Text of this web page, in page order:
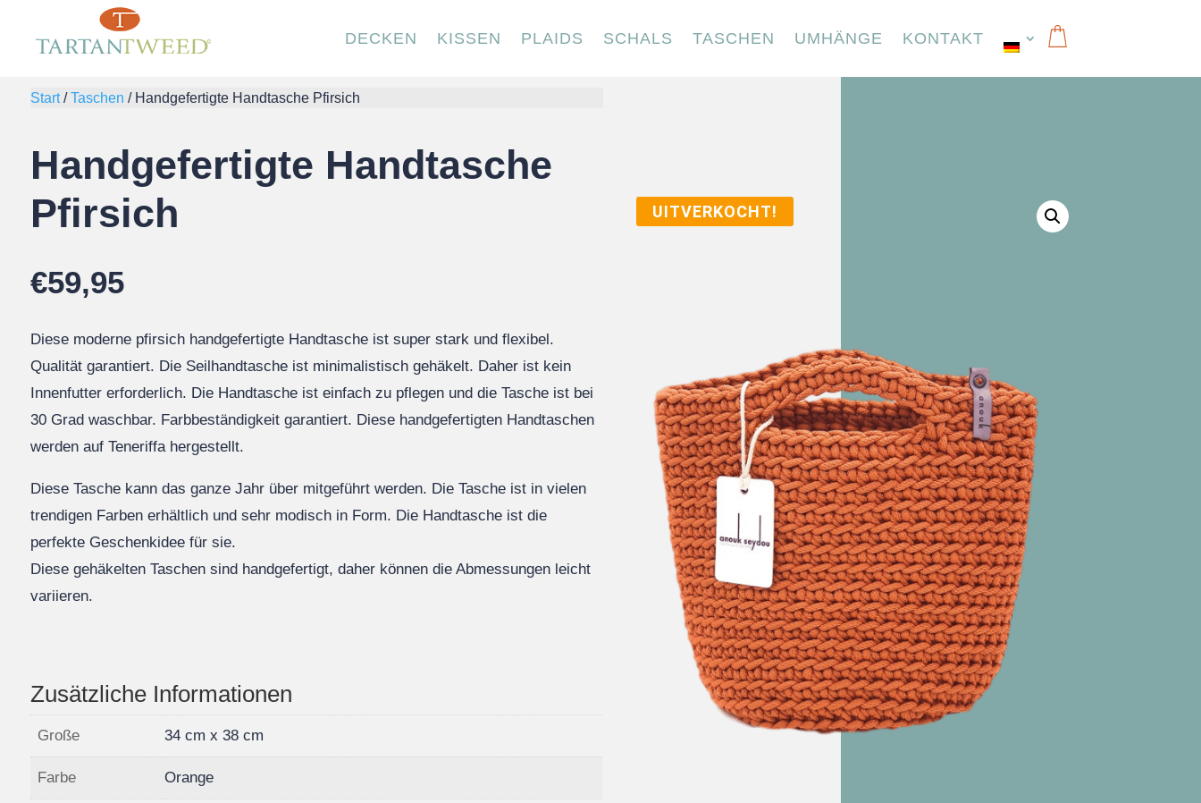
DECKEN KISSEN PLAIDS SCHALS TASCHEN UMHÄNGE KONTAKT
Start/Taschen / Handgefertigte Handtasche Pfirsich
Handgefertigte Handtasche
Pfirsich
€59,95
Diese moderne pfirsich handgefertigte Handtasche ist super stark und flexibel.
Qualität garantiert. Die Seilhandtasche ist minimalistisch gehäkelt. Daher ist kein
Innenfutter erforderlich. Die Handtasche ist einfach zu pflegen und die Tasche ist bei
30 Grad waschbar. Farbbeständigkeit garantiert. Diese handgefertigten Handtaschen
werden auf Teneriffa hergestellt.
Diese Tasche kann das ganze Jahr über mitgeführt werden. Die Tasche ist in vielen
trendigen Farben erhältlich und sehr modisch in Form. Die Handtasche ist die
perfekte Geschenkidee für sie.
Diese gehäkelten Taschen sind handgefertigt, daher können die Abmessungen leicht
variieren.
Zusätzliche Informationen
Große 34 cm x 38 cm
Farbe Orange
UITVERKOCHT!